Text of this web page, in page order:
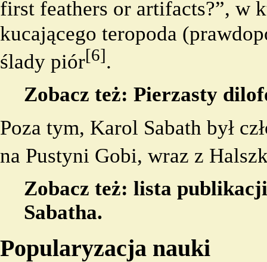
first feathers or artifacts?”, w
kucającego teropoda
ślady piór[6].
Zobacz też: Pierzasty
Poza tym, Karol Sabath był
na Pustyni Gobi, wraz z
Zobacz też: lista
Sabatha.
Popularyzacja nauki